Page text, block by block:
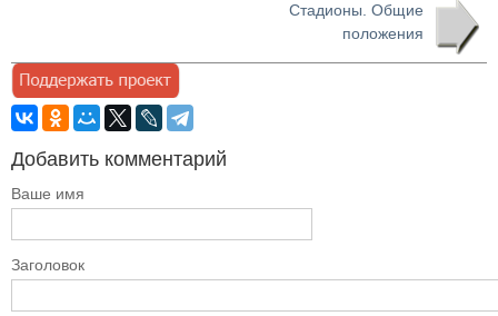
Стадионы. Общие
положения
Добавить комментарий
Ваше имя
Заголовок